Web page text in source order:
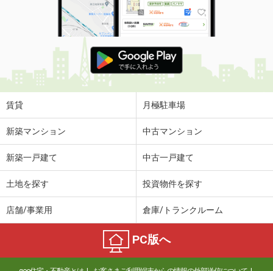
賃貸 月極駐車場
新築マンション 中古マンション
新築一戸建て 中古一戸建て
土地を探す 投資物件を探す
店舗/事業用 倉庫/トランクルーム
PC版へ